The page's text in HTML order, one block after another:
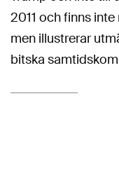
2011 och finns
men illustrerar
bitska